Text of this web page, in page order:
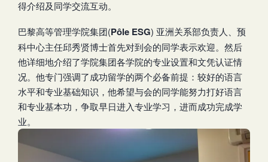
得介绍及同学交流互动。
巴黎高等管理学院集团(Pôle ESG) 亚洲关系部负责人、预
科中心主任邱秀贤博士首先对到会的同学表示欢迎。然后
他详细地介绍了学院集团各学院的专业设置和文凭认证情
况。他专门强调了成功留学的两个必备前提：较好的语言
水平和专业基础知识，他希望与会的同学能努力打好语言
和专业基本功，争取早日进入专业学习，进而成功完成学
业。